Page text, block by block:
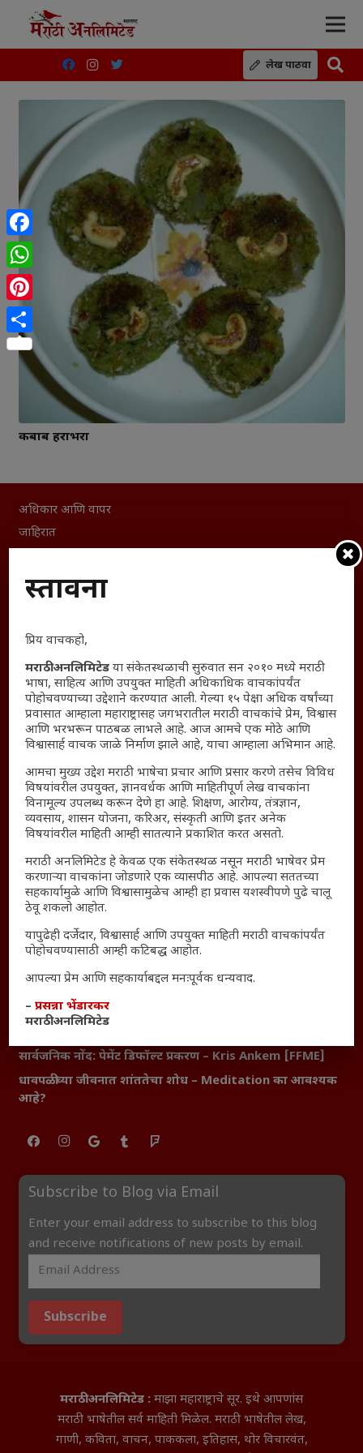
लेख पाठवा
कबाब हराभरा
अधिकार आणि वापर
जाहिरात
विशेष
संग्रह
English To Hindi
Kruti Dev Unicode
Polls Archive
Shop Unlimited
Thought For The Day
सामान्य आजारांवर गावठी उपाय – घरच्या घरी मिळवा प्राथमिक
आराम
आजच्या युगातील तरुण पिढी कुठे हरवली?
महाराष्ट्रातील किल्ल्यांचे महत्त्व : स्वराज्याच्या वैभवशाली इतिहासाचे
साक्षीदार
₹370 ची बिर्याणी” आणि हरवत चाललेली संवेदनशीलता : आजच्या
तरुणांच्या मनात नेमकं काय चाललंय?
यश आणि आत्मविश्वास: स्वप्नांना वास्तवात बदलण्याची शक्ती
महाराष्ट्रातील बदलत्या हवामानाचा शेतीवर वाढता परिणाम:
शेतकऱ्यांसमोरील नवीन आव्हाने आणि संधी
‘कॉकरोच जनता पार्टी’ची वेबसाईट अचानक डाउन; सोशल
सार्वजनिक नोंद: पेमेंट डिफॉल्ट प्रकरण – Kris Ankem [FFME]
धावपळीच्या जीवनात शांततेचा शोध – Meditation का आवश्यक
आहे?
Subscribe to Blog via Email
Enter your email address to subscribe to this blog
and receive notifications of new posts by email.
Subscribe
मराठी अनलिमिटेड : माझा महाराष्ट्राचे सूर. इथे आपणांस
मराठी भाषेतील सर्व माहिती मिळेल. मराठी भाषेतील लेख,
गाणी, कविता, वाचन, पाककला, इतिहास, थोर विचारवंत,
Facebook
WhatsApp
Pinterest
Share
प्रस्तावना
प्रिय वाचकहो,
मराठी अनलिमिटेड या संकेतस्थळाची सुरुवात सन २०१० मध्ये मराठी
भाषा, साहित्य आणि उपयुक्त माहिती अधिकाधिक वाचकांपर्यंत
पोहोचवण्याच्या उद्देशाने करण्यात आली. गेल्या १५ पेक्षा अधिक वर्षांच्या
प्रवासात आम्हाला महाराष्ट्रासह जगभरातील मराठी वाचकांचे प्रेम, विश्वास
आणि भरभरून पाठबळ लाभले आहे. आज आमचे एक मोठे आणि
विश्वासार्ह वाचक जाळे निर्माण झाले आहे, याचा आम्हाला अभिमान आहे.
आमचा मुख्य उद्देश मराठी भाषेचा प्रचार आणि प्रसार करणे तसेच विविध
विषयांवरील उपयुक्त, ज्ञानवर्धक आणि माहितीपूर्ण लेख वाचकांना
विनामूल्य उपलब्ध करून देणे हा आहे. शिक्षण, आरोग्य, तंत्रज्ञान,
व्यवसाय, शासन योजना, करिअर, संस्कृती आणि इतर अनेक
विषयांवरील माहिती आम्ही सातत्याने प्रकाशित करत असतो.
मराठी अनलिमिटेड हे केवळ एक संकेतस्थळ नसून मराठी भाषेवर प्रेम
करणाऱ्या वाचकांना जोडणारे एक व्यासपीठ आहे. आपल्या सततच्या
सहकार्यामुळे आणि विश्वासामुळेच आम्ही हा प्रवास यशस्वीपणे पुढे चालू
ठेवू शकलो आहोत.
यापुढेही दर्जेदार, विश्वासार्ह आणि उपयुक्त माहिती मराठी वाचकांपर्यंत
पोहोचवण्यासाठी आम्ही कटिबद्ध आहोत.
आपल्या प्रेम आणि सहकार्याबद्दल मनःपूर्वक धन्यवाद.
–प्रसन्ना भेंडारकर
मराठी अनलिमिटेड